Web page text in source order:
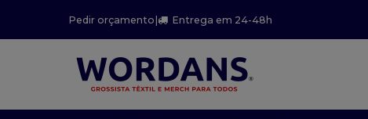
Pedir orçamento| Entrega em 24-48h